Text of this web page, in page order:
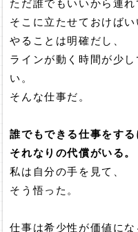
ただ誰でもいいから連れ
そこに立たせておけばい
やることは明確だし、
ラインが動く時間が少
い。
そんな仕事だ。
誰でもできる仕事をする
それなりの代償がいる。
私は自分の手を見て、
そう悟った。
仕事は希少性が価値にな